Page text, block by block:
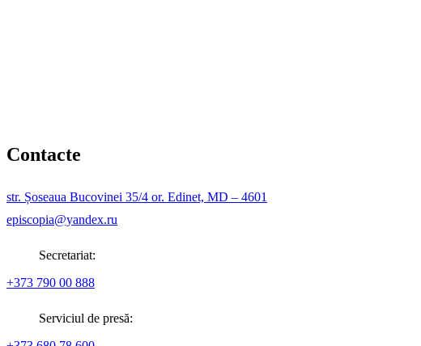
Contacte
str. Șoseaua Bucovinei 35/4 or. Edinet, MD – 4601
episcopia@yandex.ru
Secretariat:
+373 790 00 888
Serviciul de presă: